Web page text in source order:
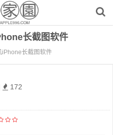
长截图软件
iPhone长截图软件
172